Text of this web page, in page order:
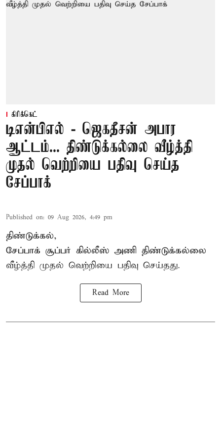
கிரிக்கெட்
டிஎன்பிஎல் - ஜெகதீசன் அபார
ஆட்டம்... திண்டுக்கல்லை வீழ்த்தி
முதல் வெற்றியை பதிவு செய்த
சேப்பாக்
Published on: 09 Aug 2026, 4:49 pm
திண்டுக்கல்,
சேப்பாக் சூப்பர் கில்லீஸ் அணி திண்டுக்கல்லை
வீழ்த்தி முதல் வெற்றியை பதிவு செய்தது.
Read More